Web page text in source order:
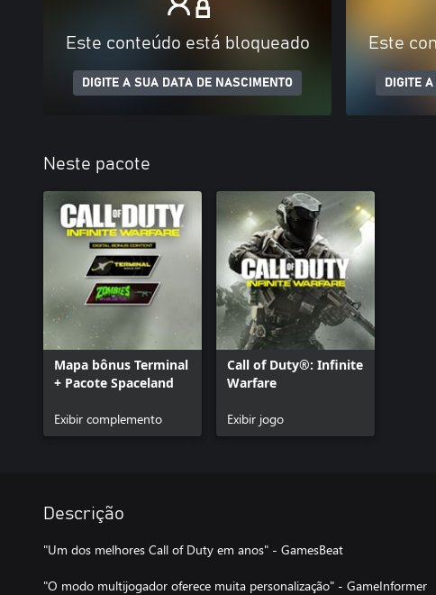
Este conteúdo está bloqueado
DIGITE A SUA DATA DE NASCIMENTO
Este
DIGITE
Neste pacote
Mapa bônus Terminal
+ Pacote Spaceland
Exibir complemento
Call of Duty®: Infinite
Warfare
Exibir jogo
Descrição
"Um dos melhores Call of Duty em anos" - GamesBeat
"O modo multijogador oferece muita personalização" - GameInformer